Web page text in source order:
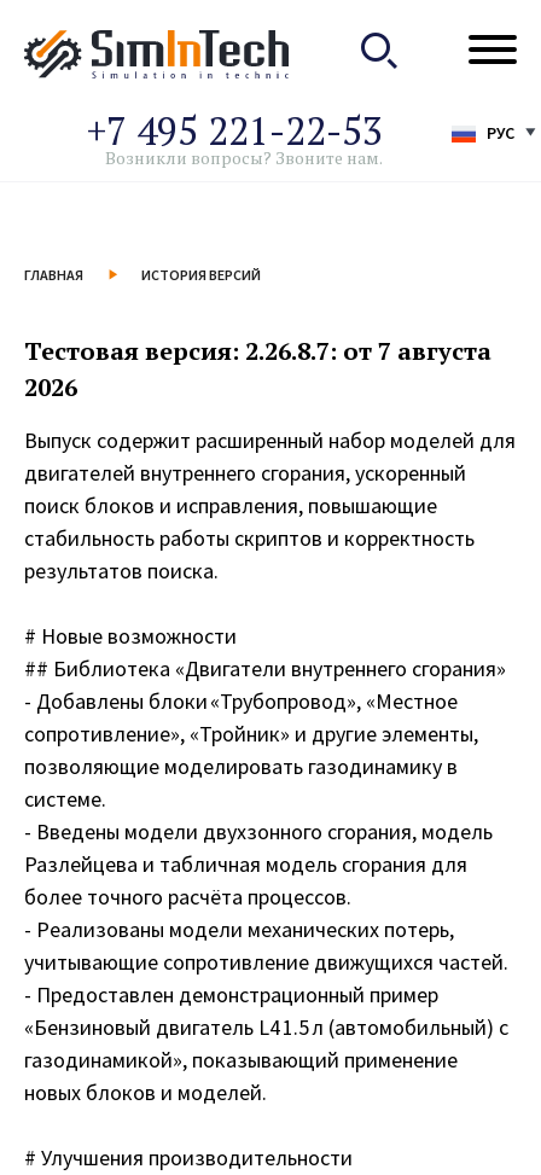
РУС
+7 495 221-22-53
Возникли вопросы? Звоните нам.
ГЛАВНАЯ ИСТОРИЯ ВЕРСИЙ
Тестовая версия: 2.26.8.7: от 7 августа
2026
Выпуск содержит расширенный набор моделей для
двигателей внутреннего сгорания, ускоренный
поиск блоков и исправления, повышающие
стабильность работы скриптов и корректность
результатов поиска.
# Новые возможности
## Библиотека «Двигатели внутреннего сгорания»
- Добавлены блоки «Трубопровод», «Местное
сопротивление», «Тройник» и другие элементы,
позволяющие моделировать газодинамику в
системе.
- Введены модели двухзонного сгорания, модель
Разлейцева и табличная модель сгорания для
более точного расчёта процессов.
- Реализованы модели механических потерь,
учитывающие сопротивление движущихся частей.
- Предоставлен демонстрационный пример
«Бензиновый двигатель L4 1.5 л (автомобильный) с
газодинамикой», показывающий применение
новых блоков и моделей.
# Улучшения производительности